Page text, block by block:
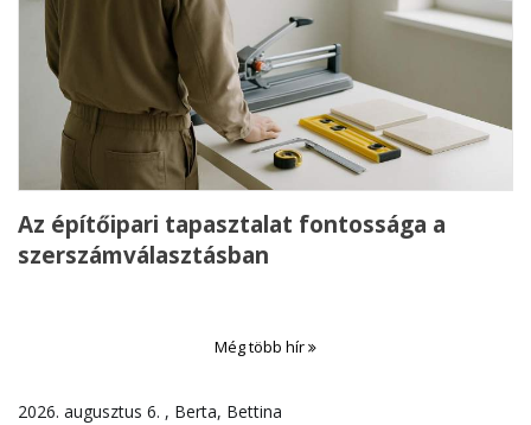
Az építőipari tapasztalat fontossága a
szerszámválasztásban
Még több hír
2026. augusztus 6. , Berta, Bettina